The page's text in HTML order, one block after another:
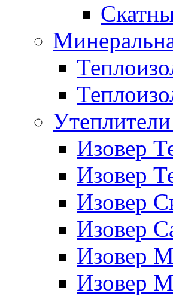
Изовер
Изовер
Изовер
Изовер
Изовер
Изовер